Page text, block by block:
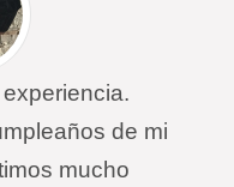
de mi
mucho